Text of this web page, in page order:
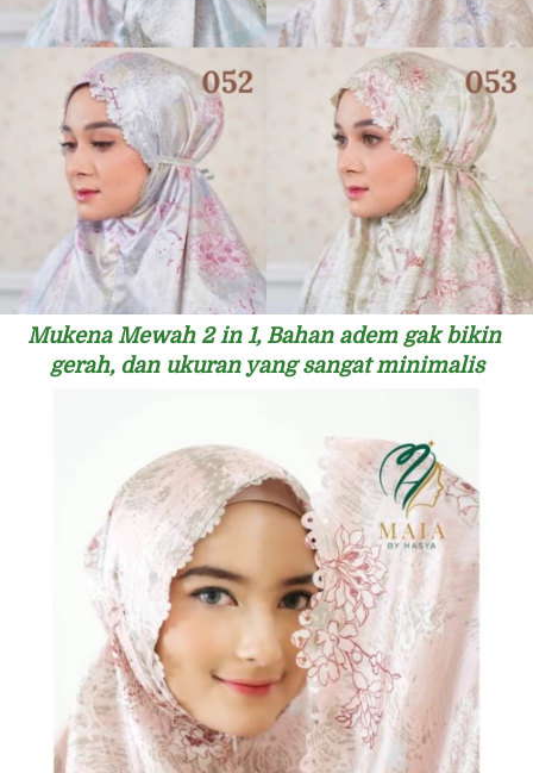
Mukena Mewah 2 in 1, Bahan adem gak bikin
gerah, dan ukuran yang sangat minimalis